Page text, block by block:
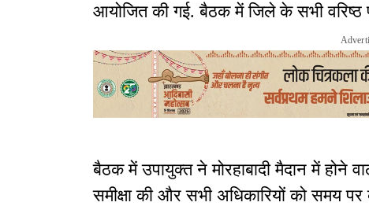
आयोजित की गई. बैठक में जिले के सभी
बैठक में उपायुक्त ने मोरहाबादी मैदान में होने
समीक्षा की और सभी अधिकारियों को समय पर